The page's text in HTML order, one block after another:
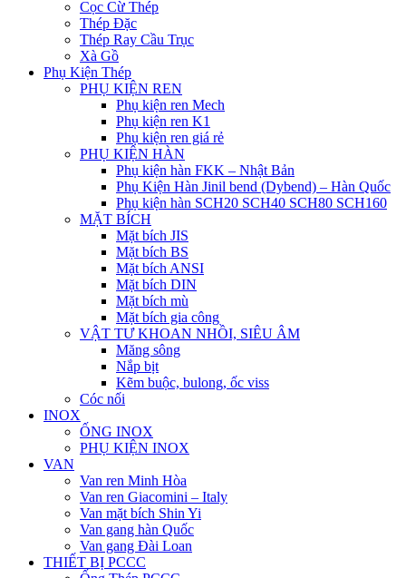
Cọc Cừ Thép
Thép Đặc
Thép Ray Cầu Trục
Xà Gồ
Phụ Kiện Thép
PHỤ KIỆN REN
Phụ kiện ren Mech
Phụ kiện ren K1
Phụ kiện ren giá rẻ
PHỤ KIỆN HÀN
Phụ kiện hàn FKK – Nhật Bản
Phụ Kiện Hàn Jinil bend (Dybend) – Hàn Quốc
Phụ kiện hàn SCH20 SCH40 SCH80 SCH160
MẶT BÍCH
Mặt bích JIS
Mặt bích BS
Mặt bích ANSI
Mặt bích DIN
Mặt bích mù
Mặt bích gia công
VẬT TƯ KHOAN NHỒI, SIÊU ÂM
Măng sông
Nắp bịt
Kẽm buộc, bulong, ốc viss
Cóc nối
INOX
ỐNG INOX
PHỤ KIỆN INOX
VAN
Van ren Minh Hòa
Van ren Giacomini – Italy
Van mặt bích Shin Yi
Van gang hàn Quốc
Van gang Đài Loan
THIẾT BỊ PCCC